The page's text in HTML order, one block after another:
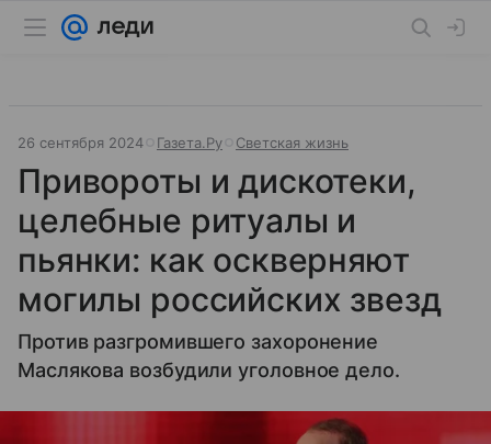
26 сентября 2024 Газета.Ру Светская жизнь
Привороты и дискотеки,
целебные ритуалы и
пьянки: как оскверняют
могилы российских звезд
Против разгромившего захоронение
Маслякова возбудили уголовное дело.